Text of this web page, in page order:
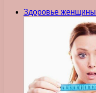
Здоровье женщины